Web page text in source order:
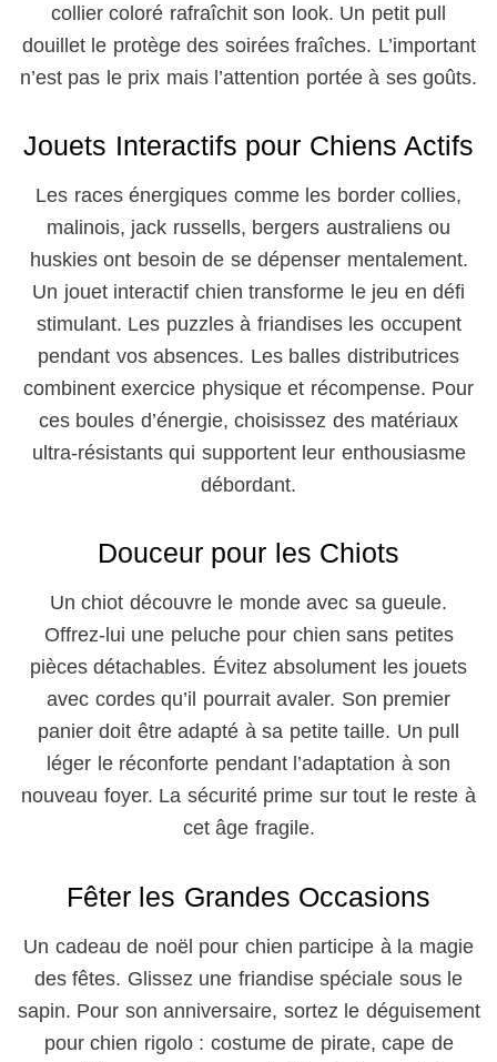
collier coloré rafraîchit son look. Un petit pull
douillet le protège des soirées fraîches. L’important
n’est pas le prix mais l’attention portée à ses goûts.
Jouets Interactifs pour Chiens Actifs
Les races énergiques comme les border collies,
malinois, jack russells, bergers australiens ou
huskies ont besoin de se dépenser mentalement.
Un jouet interactif chien transforme le jeu en défi
stimulant. Les puzzles à friandises les occupent
pendant vos absences. Les balles distributrices
combinent exercice physique et récompense. Pour
ces boules d’énergie, choisissez des matériaux
ultra-résistants qui supportent leur enthousiasme
débordant.
Douceur pour les Chiots
Un chiot découvre le monde avec sa gueule.
Offrez-lui une peluche pour chien sans petites
pièces détachables. Évitez absolument les jouets
avec cordes qu’il pourrait avaler. Son premier
panier doit être adapté à sa petite taille. Un pull
léger le réconforte pendant l’adaptation à son
nouveau foyer. La sécurité prime sur tout le reste à
cet âge fragile.
Fêter les Grandes Occasions
Un cadeau de noël pour chien participe à la magie
des fêtes. Glissez une friandise spéciale sous le
sapin. Pour son anniversaire, sortez le déguisement
pour chien rigolo : costume de pirate, cape de